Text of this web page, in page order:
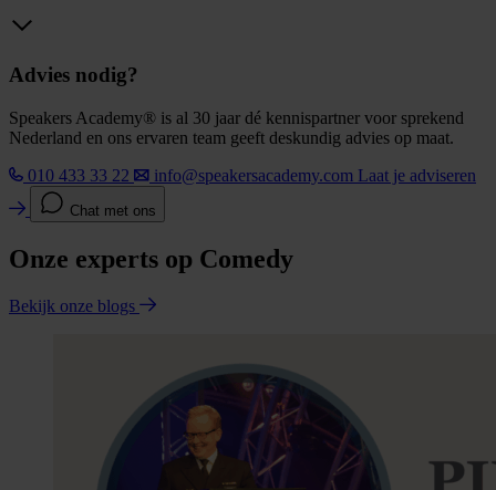
Advies nodig?
Speakers Academy® is al 30 jaar dé kennispartner voor sprekend
Nederland en ons ervaren team geeft deskundig advies op maat.
010 433 33 22
info@speakersacademy.com Laat je adviseren
Chat met ons
Onze experts op Comedy
Bekijk onze blogs